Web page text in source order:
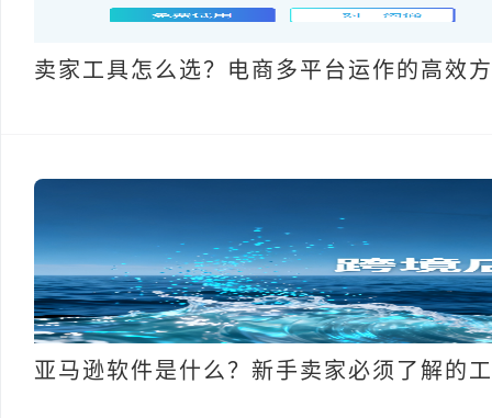
卖家工具怎么选？电商多平台运作的高效
亚马逊软件是什么？新手卖家必须了解的